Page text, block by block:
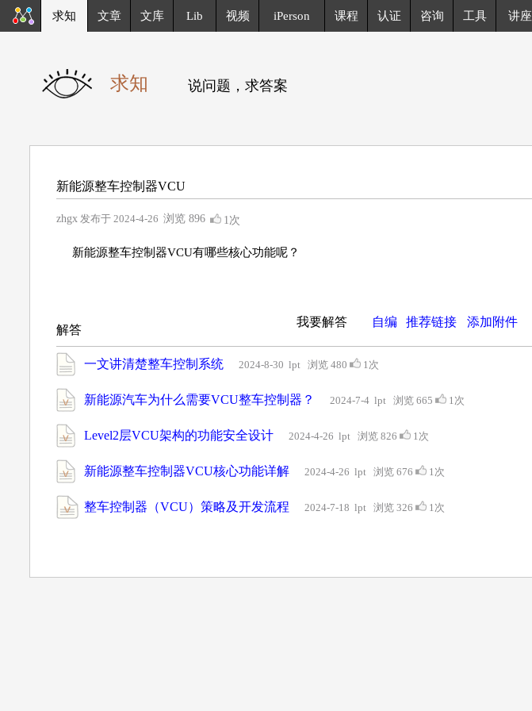
求知 文章 文库 Lib 视频 iPerson 课程 认证 咨询 工具 讲座
求知 说问题，求答案
新能源整车控制器VCU
zhgx 发布于 2024-4-26 浏览 896 1次
新能源整车控制器VCU有哪些核心功能呢？
解答
我要解答 自编 推荐链接 添加附件
一文讲清楚整车控制系统 2024-8-30 lpt 浏览 480 1次
新能源汽车为什么需要VCU整车控制器？ 2024-7-4 lpt 浏览 665 1次
Level2层VCU架构的功能安全设计 2024-4-26 lpt 浏览 826 1次
新能源整车控制器VCU核心功能详解 2024-4-26 lpt 浏览 676 1次
整车控制器（VCU）策略及开发流程 2024-7-18 lpt 浏览 326 1次